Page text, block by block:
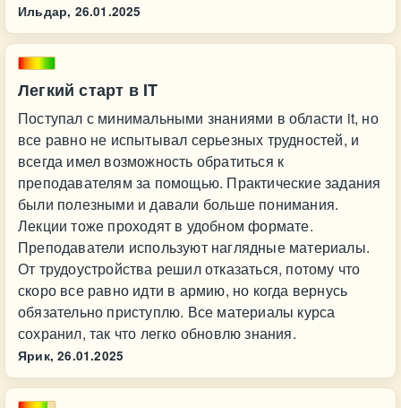
Ильдар, 26.01.2025
Легкий старт в IT
Поступал с минимальными знаниями в области it, но
все равно не испытывал серьезных трудностей, и
всегда имел возможность обратиться к
преподавателям за помощью. Практические задания
были полезными и давали больше понимания.
Лекции тоже проходят в удобном формате.
Преподаватели используют наглядные материалы.
От трудоустройства решил отказаться, потому что
скоро все равно идти в армию, но когда вернусь
обязательно приступлю. Все материалы курса
сохранил, так что легко обновлю знания.
Ярик, 26.01.2025